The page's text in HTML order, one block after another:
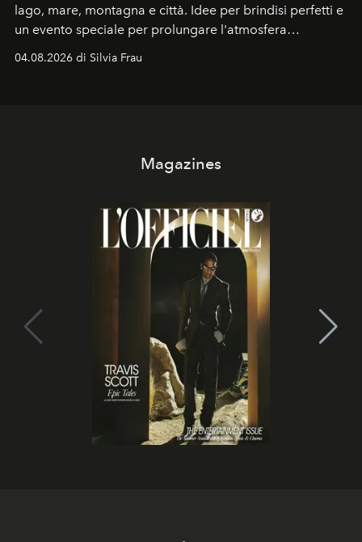
lago, mare, montagna e città. Idee per brindisi perfetti e
un evento speciale per prolungare l'atmosfera
04.08.2026 di Silvia Frau
Magazines